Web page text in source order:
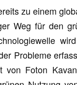
zu einem
Weg für den
Probleme
von Foton